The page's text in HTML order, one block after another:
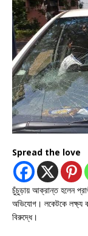
Spread the love
চুঁচুড়ায় আক্রান্ত হলেন
অভিযোগ। লকেটকে লক্ষ্য
বিরুদ্ধে।